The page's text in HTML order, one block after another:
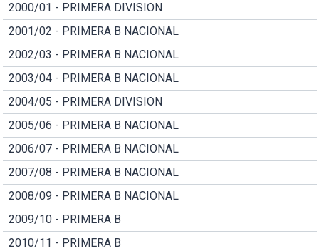
2000/01 - PRIMERA DIVISION
2001/02 - PRIMERA B NACIONAL
2002/03 - PRIMERA B NACIONAL
2003/04 - PRIMERA B NACIONAL
2004/05 - PRIMERA DIVISION
2005/06 - PRIMERA B NACIONAL
2006/07 - PRIMERA B NACIONAL
2007/08 - PRIMERA B NACIONAL
2008/09 - PRIMERA B NACIONAL
2009/10 - PRIMERA B
2010/11 - PRIMERA B